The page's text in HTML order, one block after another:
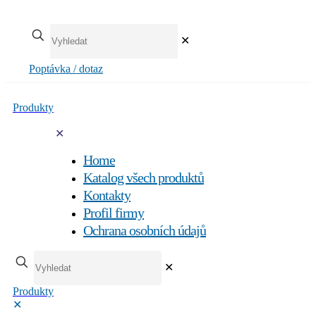
✕
Poptávka / dotaz
Produkty
✕
Home
Katalog všech produktů
Kontakty
Profil firmy
Ochrana osobních údajů
✕
Produkty
✕